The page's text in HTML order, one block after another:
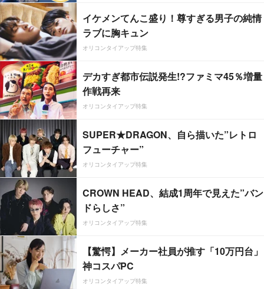
イケメンてんこ盛り！尊すぎる男子の純情
ラブに胸キュン
オリコンタイアップ特集
デカすぎ都市伝説発生!?ファミマ45％増量
作戦再来
オリコンタイアップ特集
SUPER★DRAGON、自ら描いた”レトロ
フューチャー”
オリコンタイアップ特集
CROWN HEAD、結成1周年で見えた”バン
ドらしさ”
オリコンタイアップ特集
【驚愕】メーカー社員が推す「10万円台」
神コスパPC
オリコンタイアップ特集